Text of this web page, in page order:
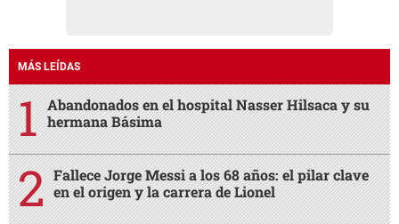
MÁS LEÍDAS
Abandonados en el hospital Nasser Hilsaca y su
hermana Básima
Fallece Jorge Messi a los 68 años: el pilar clave
en el origen y la carrera de Lionel